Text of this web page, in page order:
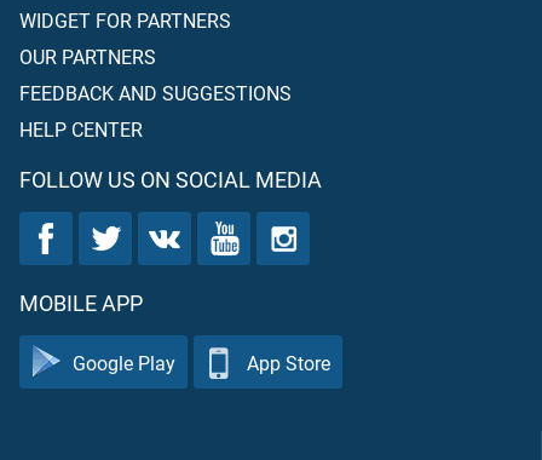
WIDGET FOR PARTNERS
OUR PARTNERS
FEEDBACK AND SUGGESTIONS
HELP CENTER
FOLLOW US ON SOCIAL MEDIA
MOBILE APP
Google Play App Store